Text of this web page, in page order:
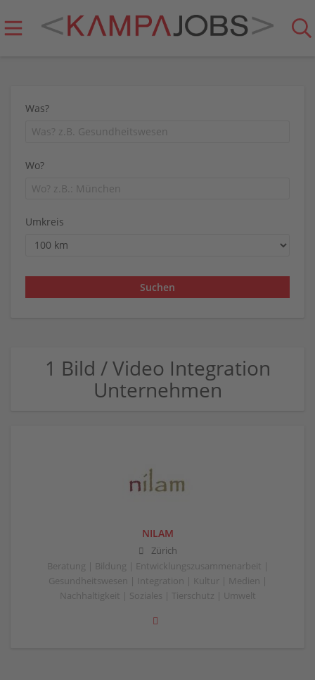
Was?
Wo?
Umkreis
1 Bild / Video Integration
Unternehmen
NILAM
Zürich
Beratung | Bildung | Entwicklungszusammenarbeit |
Gesundheitswesen | Integration | Kultur | Medien |
Nachhaltigkeit | Soziales | Tierschutz | Umwelt